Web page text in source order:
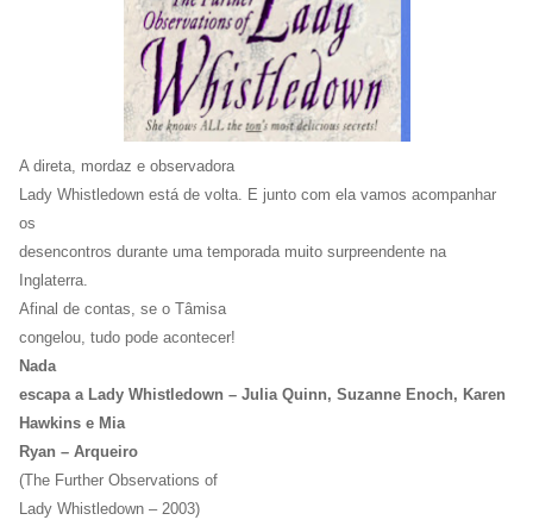
A direta, mordaz e observadora
Lady Whistledown está de volta. E junto com ela vamos acompanhar
os
desencontros durante uma temporada muito surpreendente na
Inglaterra.
Afinal de contas, se o Tâmisa
congelou, tudo pode acontecer!
Nada
escapa a Lady Whistledown – Julia Quinn, Suzanne Enoch, Karen
Hawkins e Mia
Ryan – Arqueiro
(The Further Observations of
Lady Whistledown – 2003)